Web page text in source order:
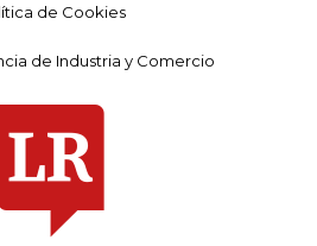
de Cookies
de Industria y Comercio